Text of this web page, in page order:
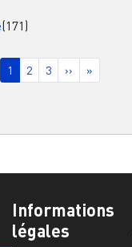
(171)
Page courante
1 Page
2 Page
3 Page suivante
›› Dernière
»
Informations
légales